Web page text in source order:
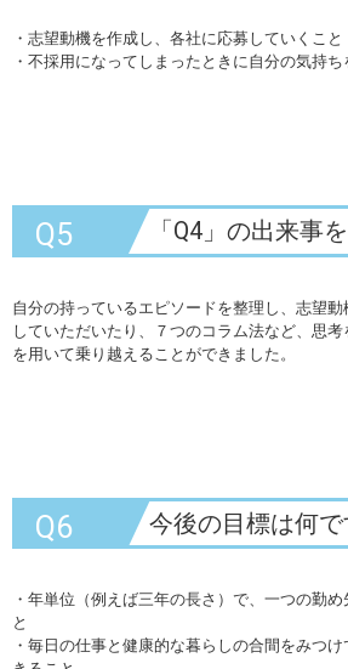
・志望動機を作成し、各社に応募していくこと
・不採用になってしまったときに自分の気持
Q5
「Q4」の出来事
り越えましたか？
自分の持っているエピソードを整理し、志望動
していただいたり、７つのコラム法など、思
を用いて乗り越えることができました。
Q6 今後の目標は何で
・年単位（例えば三年の長さ）で、一つの勤
と
・毎日の仕事と健康的な暮らしの合間をみつ